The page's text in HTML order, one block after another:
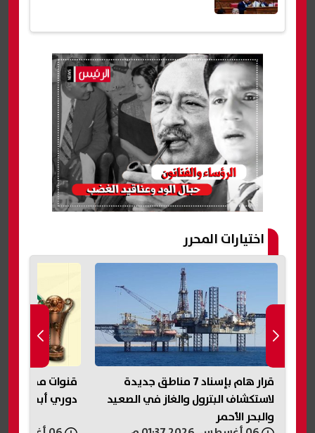
اختيارات المحرر
قرار هام بإسناد 7 مناطق جديدة
لاستكشاف البترول والغاز في الصعيد
والبحر الأحمر
قنوات مجانية
دوري أبطال